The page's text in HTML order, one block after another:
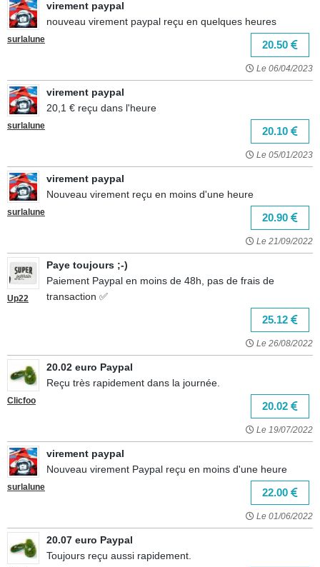
surlalune
virement paypal
nouveau virement paypal reçu en quelques heures
20.50
Le 06/04/2023
surlalune
virement paypal
20,1 € reçu dans l'heure
20.10
Le 05/01/2023
surlalune
virement paypal
Nouveau virement reçu en moins d'une heure
20.90
Le 21/09/2022
Up22
Paye toujours ;-)
Paiement Paypal en moins de 48h, pas de frais de
transaction ✅
25.12
Le 26/08/2022
Clicfoo
20.02 euro Paypal
Reçu très rapidement dans la journée.
20.02
Le 19/07/2022
surlalune
virement paypal
Nouveau virement Paypal reçu en moins d'une heure
22.00
Le 01/06/2022
20.07 euro Paypal
Toujours reçu aussi rapidement.